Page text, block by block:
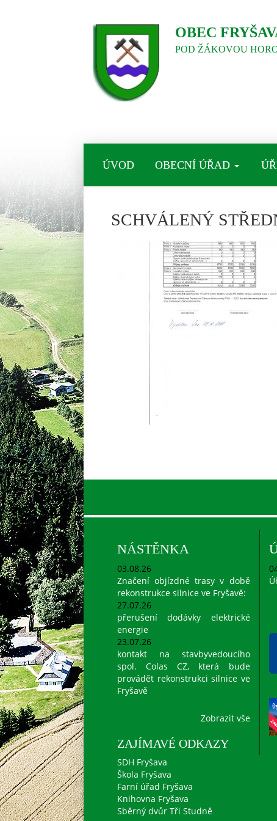
OBEC
POD ŽÁKOVOU
ÚVOD OBECNÍ ÚŘAD
SCHVÁLENÝ
NÁSTĚNKA
03.08.26
Značení objízdné trasy v době
rekonstrukce silnice ve Fryšavě:
27.07.26
přerušení dodávky elektrické
energie
23.07.26
kontakt na stavbyvedoucího
spol. Colas CZ, která bude
provádět rekonstrukci silnice ve
Fryšavě
Zobrazit vše
ZAJÍMAVÉ ODKAZY
SDH Fryšava
Škola Fryšava
Farní úřad Fryšava
Knihovna Fryšava
Sběrný dvůr Tři Studně